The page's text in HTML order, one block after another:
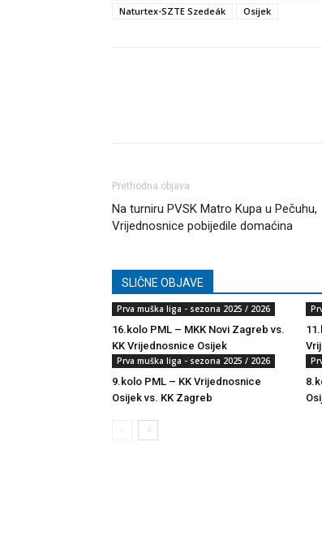
Naturtex-SZTE Szedeák
Osijek
Prethodna objava
Na turniru PVSK Matro Kupa u Pečuhu,
Vrijednosnice pobijedile domaćina
SLIČNE OBJAVE
Prva muška liga - sezona 2025 / 2026
16.kolo PML – MKK Novi Zagreb vs.
KK Vrijednosnice Osijek
Prva muška liga - sezona 2025 / 2026
9.kolo PML – KK Vrijednosnice
Osijek vs. KK Zagreb